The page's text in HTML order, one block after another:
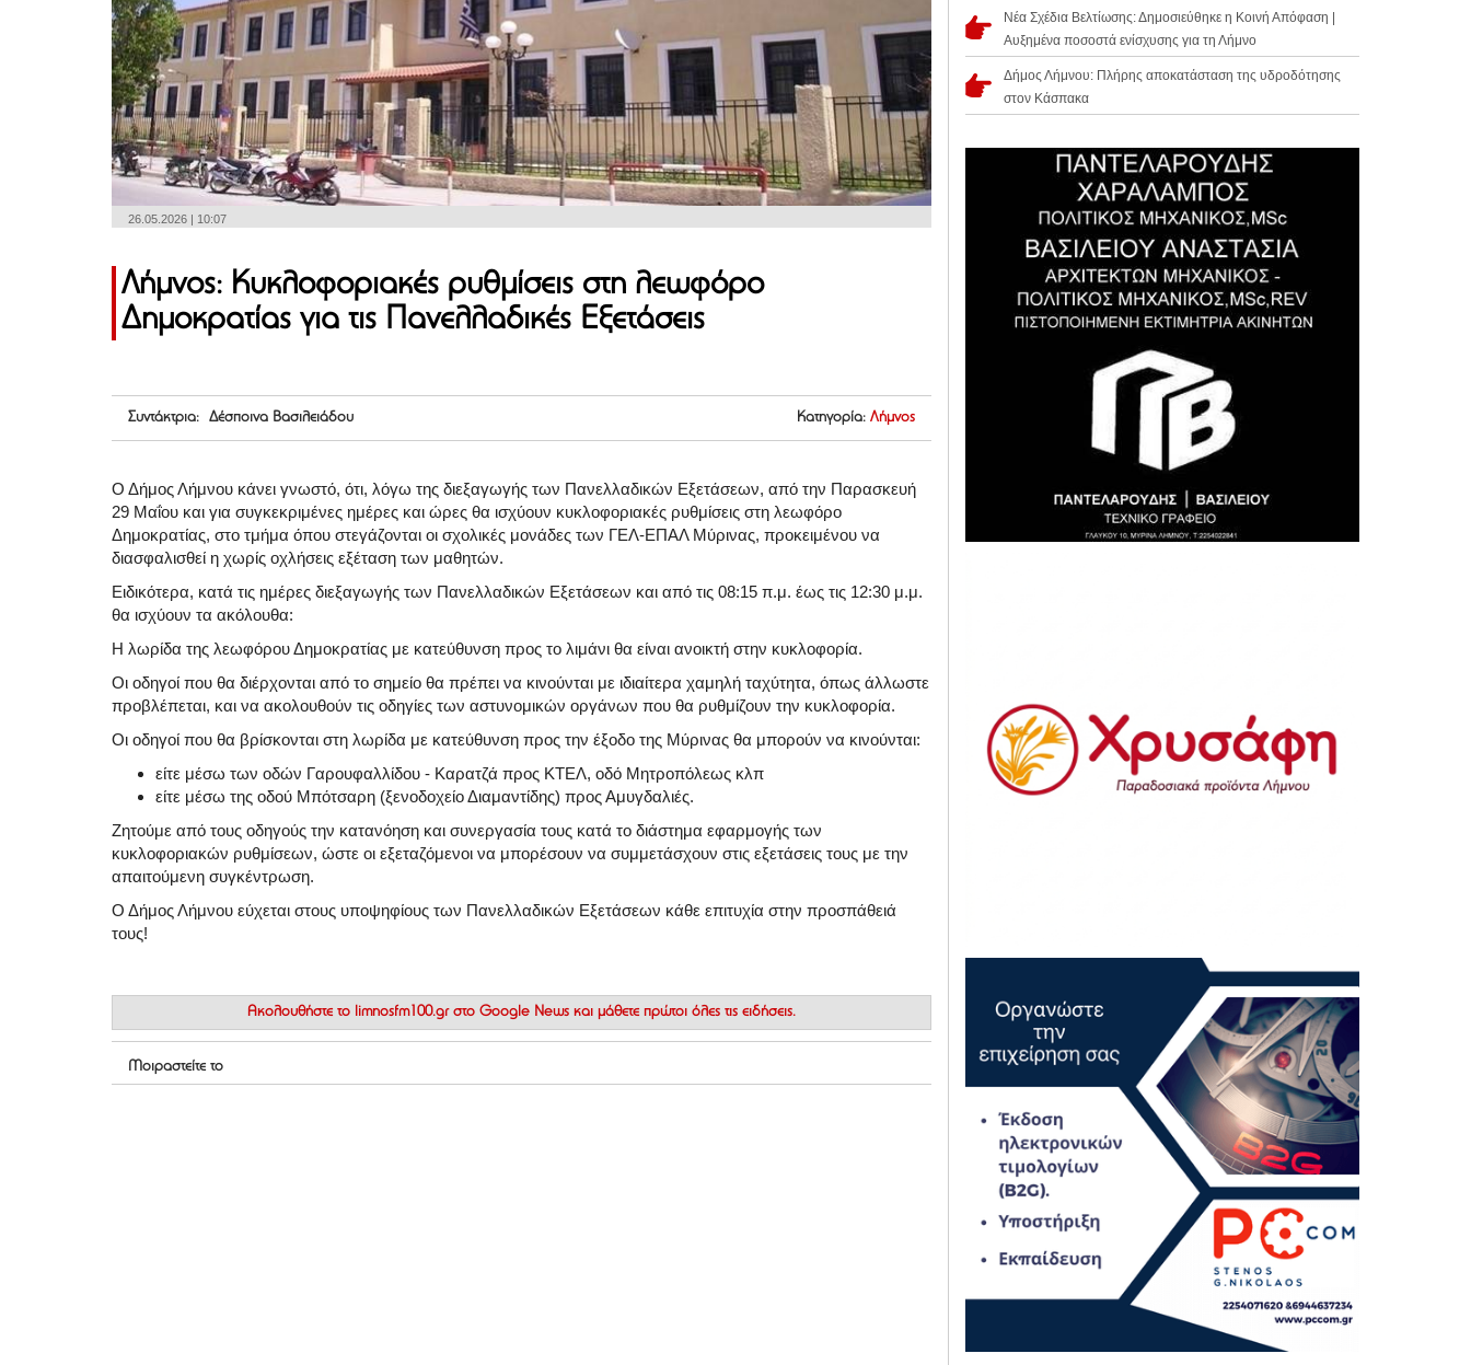
26.05.2026 | 10:07
Λήμνος: Κυκλοφοριακές ρυθμίσεις στη λεωφόρο
Δημοκρατίας για τις Πανελλαδικές Εξετάσεις
Συντάκτρια: Δέσποινα Βασιλειάδου Κατηγορία: Λήμνος
Ο Δήμος Λήμνου κάνει γνωστό, ότι, λόγω της διεξαγωγής των Πανελλαδικών Εξετάσεων, από την Παρασκευή
29 Μαΐου και για συγκεκριμένες ημέρες και ώρες θα ισχύουν κυκλοφοριακές ρυθμίσεις στη λεωφόρο
Δημοκρατίας, στο τμήμα όπου στεγάζονται οι σχολικές μονάδες των ΓΕΛ-ΕΠΑΛ Μύρινας, προκειμένου να
διασφαλισθεί η χωρίς οχλήσεις εξέταση των μαθητών.
Ειδικότερα, κατά τις ημέρες διεξαγωγής των Πανελλαδικών Εξετάσεων και από τις 08:15 π.μ. έως τις 12:30 μ.μ.
θα ισχύουν τα ακόλουθα:
Η λωρίδα της λεωφόρου Δημοκρατίας με κατεύθυνση προς το λιμάνι θα είναι ανοικτή στην κυκλοφορία.
Οι οδηγοί που θα διέρχονται από το σημείο θα πρέπει να κινούνται με ιδιαίτερα χαμηλή ταχύτητα, όπως άλλωστε
προβλέπεται, και να ακολουθούν τις οδηγίες των αστυνομικών οργάνων που θα ρυθμίζουν την κυκλοφορία.
Οι οδηγοί που θα βρίσκονται στη λωρίδα με κατεύθυνση προς την έξοδο της Μύρινας θα μπορούν να κινούνται:
είτε μέσω των οδών Γαρουφαλλίδου - Καρατζά προς ΚΤΕΛ, οδό Μητροπόλεως κλπ
είτε μέσω της οδού Μπότσαρη (ξενοδοχείο Διαμαντίδης) προς Αμυγδαλιές.
Ζητούμε από τους οδηγούς την κατανόηση και συνεργασία τους κατά το διάστημα εφαρμογής των
κυκλοφοριακών ρυθμίσεων, ώστε οι εξεταζόμενοι να μπορέσουν να συμμετάσχουν στις εξετάσεις τους με την
απαιτούμενη συγκέντρωση.
Ο Δήμος Λήμνου εύχεται στους υποψηφίους των Πανελλαδικών Εξετάσεων κάθε επιτυχία στην προσπάθειά
τους!
Ακολουθήστε το limnosfm100.gr στο Google News και μάθετε πρώτοι όλες τις ειδήσεις.
Μοιραστείτε το
Νέα Σχέδια Βελτίωσης: Δημοσιεύθηκε η Κοινή Απόφαση |
Αυξημένα ποσοστά ενίσχυσης για τη Λήμνο
Δήμος Λήμνου: Πλήρης αποκατάσταση της υδροδότησης
στον Κάσπακα